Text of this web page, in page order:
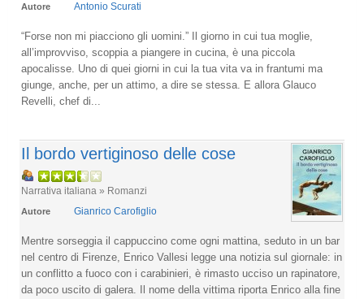
Autore Antonio Scurati
“Forse non mi piacciono gli uomini.” Il giorno in cui tua moglie,
all’improvviso, scoppia a piangere in cucina, è una piccola
apocalisse. Uno di quei giorni in cui la tua vita va in frantumi ma
giunge, anche, per un attimo, a dire se stessa. E allora Glauco
Revelli, chef di...
Il bordo vertiginoso delle cose
Narrativa italiana » Romanzi
Autore Gianrico Carofiglio
Mentre sorseggia il cappuccino come ogni mattina, seduto in un bar
nel centro di Firenze, Enrico Vallesi legge una notizia sul giornale: in
un conflitto a fuoco con i carabinieri, è rimasto ucciso un rapinatore,
da poco uscito di galera. Il nome della vittima riporta Enrico alla fine